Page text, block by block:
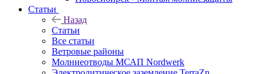
Статьи
Назад
Статьи
Все статьи
Ветровые районы
Молниеотводы МСАП Nordwerk